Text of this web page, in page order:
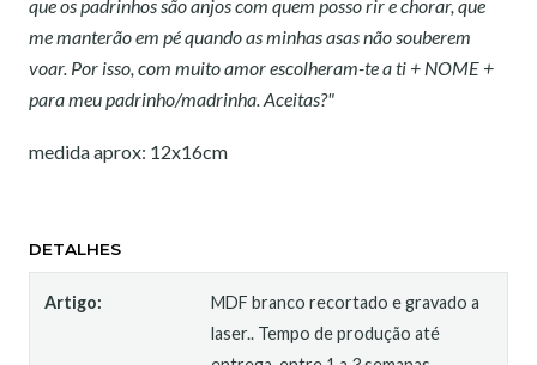
que os padrinhos são anjos com quem posso rir e chorar, que
me manterão em pé quando as minhas asas não souberem
voar. Por isso, com muito amor escolheram-te a ti + NOME +
para meu padrinho/madrinha. Aceitas?"
medida aprox: 12x16cm
DETALHES
Artigo:
MDF branco recortado e gravado a
laser.. Tempo de produção até